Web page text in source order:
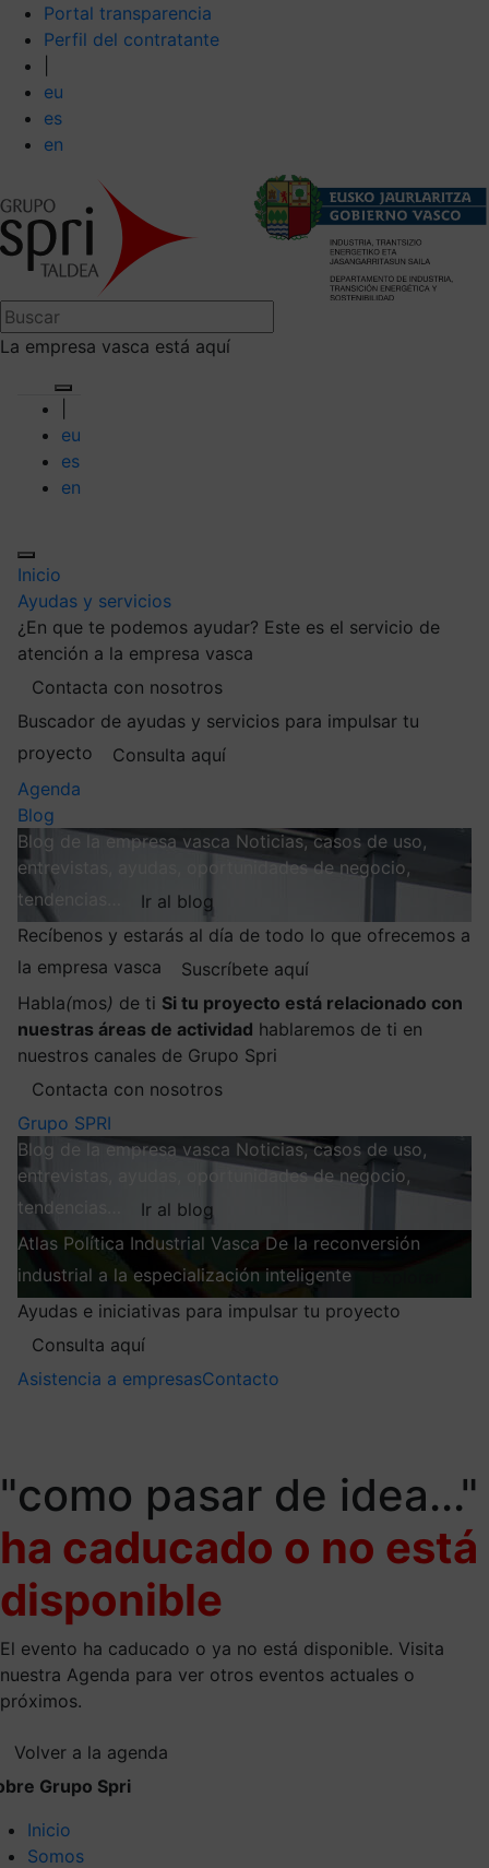
Portal transparencia
Perfil del contratante
eu
es
en
La empresa vasca está aquí
eu
es
en
Inicio
Ayudas y servicios
¿En que te podemos ayudar? Este es el servicio de
atención a la empresa vasca
Contacta con nosotros
Buscador de ayudas y servicios para impulsar tu
proyecto
Consulta aquí
Agenda
Blog
Blog de la empresa vasca Noticias, casos de uso,
entrevistas, ayudas, oportunidades de negocio,
tendencias…
Ir al blog
Recíbenos y estarás al día de todo lo que ofrecemos a
la empresa vasca
Suscríbete aquí
Habla(mos) de ti Si tu proyecto está relacionado con
nuestras áreas de actividad hablaremos de ti en
nuestros canales de Grupo Spri
Contacta con nosotros
Grupo SPRI
Blog de la empresa vasca Noticias, casos de uso,
entrevistas, ayudas, oportunidades de negocio,
tendencias…
Ir al blog
Atlas Política Industrial Vasca De la reconversión
industrial a la especialización inteligente
Ayudas e iniciativas para impulsar tu proyecto
Consulta aquí
Asistencia a empresasContacto
"como pasar de idea..."
ha caducado o no está
disponible
El evento ha caducado o ya no está disponible. Visita
nuestra Agenda para ver otros eventos actuales o
próximos.
Volver a la agenda
Grupo Spri
Inicio
Somos